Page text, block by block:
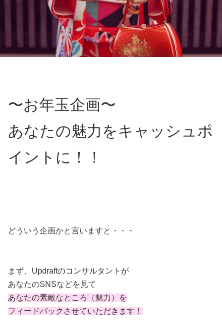
〜お年玉企画〜
あなたの魅力をキャッシュポ
イントに！！
どういう企画かと言いますと・・・
まず、Updraftのコンサルタントが
あなたのSNSなどを見て
あなたの素敵なところ（魅力）を
フィードバックさせていただきます！